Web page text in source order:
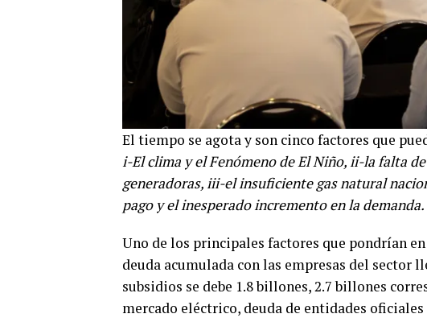
El tiempo se agota y son cinco factores que
i-El clima y el Fenómeno de El Niño, ii-la falta
generadoras, iii-el insuficiente gas natural
pago y el inesperado incremento en la demanda.
Uno de los principales factores que pondrían
deuda acumulada con las empresas del sector
subsidios se debe 1.8 billones, 2.7 billones
mercado eléctrico, deuda de entidades